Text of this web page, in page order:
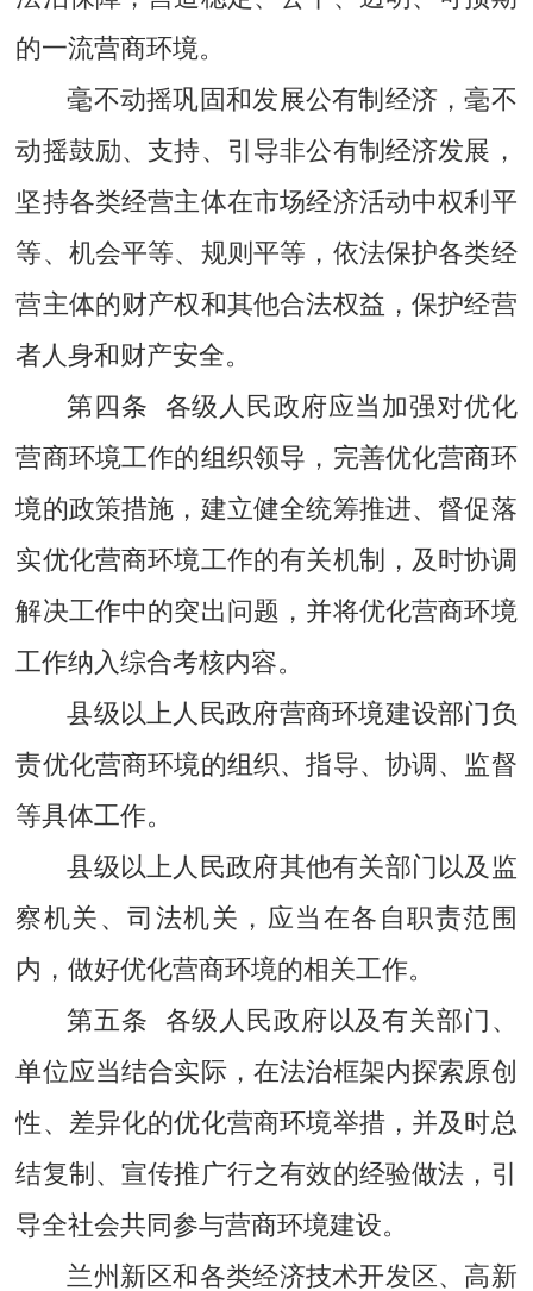
的一流营商环境。
毫不动摇巩固和发展公有制经济，毫不
动摇鼓励、支持、引导非公有制经济发展，
坚持各类经营主体在市场经济活动中权利平
等、机会平等、规则平等，依法保护各类经
营主体的财产权和其他合法权益，保护经营
者人身和财产安全。
第四条 各级人民政府应当加强对优化
营商环境工作的组织领导，完善优化营商环
境的政策措施，建立健全统筹推进、督促落
实优化营商环境工作的有关机制，及时协调
解决工作中的突出问题，并将优化营商环境
工作纳入综合考核内容。
县级以上人民政府营商环境建设部门负
责优化营商环境的组织、指导、协调、监督
等具体工作。
县级以上人民政府其他有关部门以及监
察机关、司法机关，应当在各自职责范围
内，做好优化营商环境的相关工作。
第五条 各级人民政府以及有关部门、
单位应当结合实际，在法治框架内探索原创
性、差异化的优化营商环境举措，并及时总
结复制、宣传推广行之有效的经验做法，引
导全社会共同参与营商环境建设。
兰州新区和各类经济技术开发区、高新